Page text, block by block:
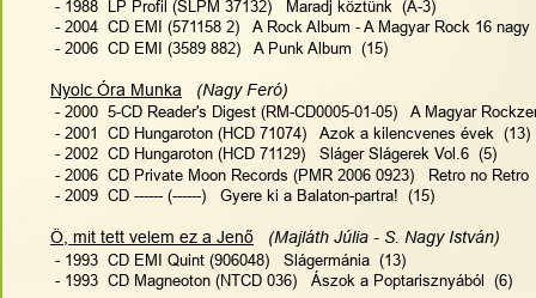
- 1988  LP Profil (SLPM 37132)   Maradj köztünk  (A-3)
- 2004  CD EMI (571158 2)   A Rock Album - A Magyar Rock 16 nagy
- 2006  CD EMI (3589 882)   A Punk Album  (15)
Nyolc Óra Munka
(Nagy Feró)
- 2000  5-CD Reader's Digest (RM-CD0005-01-05)   A Magyar
- 2001  CD Hungaroton (HCD 71074)   Azok a kilencvenes évek  (13)
- 2002  CD Hungaroton (HCD 71129)   Sláger Slágerek Vol.6  (5)
- 2006  CD Private Moon Records (PMR 2006 0923)   Retro no Retro
- 2009  CD ------ (------)   Gyere ki a Balaton-partra!  (15)
Ö, mit tett velem ez a Jenő
(Majláth Júlia - S. Nagy István)
- 1993  CD EMI Quint (906048)   Slágermánia  (13)
- 1993  CD Magneoton (NTCD 036)   Ászok a Poptarisznyából  (6)